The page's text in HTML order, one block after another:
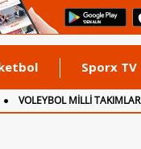
Sporx TV
VOLEYBOL MİLLİ TAKIMLAR